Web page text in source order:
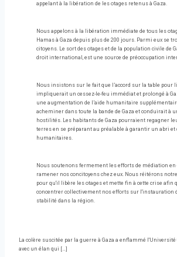
appelant à la libération de les otages retenus à Gaza.
Nous appelons à la libération immédiate de tous les
Hamas à Gaza depuis plus de 200 jours. Parmi eux se
citoyens. Le sort des otages et de la population civile de
droit international, est une source de préoccupation
Nous insistons sur le fait que l’accord sur la table pour
impliquerait un cessez-le-feu immédiat et prolongé à
une augmentation de l’aide humanitaire
acheminer dans toute la bande de Gaza et conduirait à
hostilités. Les habitants de Gaza pourraient regagner
terres en se préparant au préalable à garantir un abri
humanitaires.
Nous soutenons fermement les efforts de médiation en
ramener nos concitoyens chez eux. Nous réitérons
pour qu'il libère les otages et mette fin à cette crise afin
concentrer collectivement nos efforts sur l'instauration
stabilité dans la région.
La colère suscitée par la guerre à Gaza a enflammé l'Université
avec un élan qui […]